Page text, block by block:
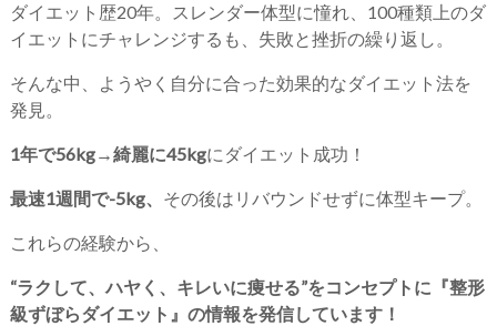
ダイエット歴20年。スレンダー体型に憧れ、100種類上のダ
イエットにチャレンジするも、失敗と挫折の繰り返し。
そんな中、ようやく自分に合った効果的なダイエット法を
発見。
1年で56kg→綺麗に45kgにダイエット成功！
最速1週間で-5kg、 その後はリバウンドせずに体型キープ。
これらの経験から、
“ラクして、ハヤく、キレいに痩せる”をコンセプトに『整形
級ずぼらダイエット』の情報を発信しています！